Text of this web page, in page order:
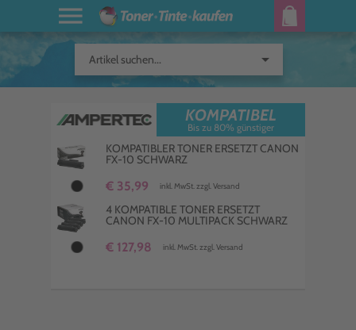
Artikel suchen... arrow_drop_down
KOMPATIBEL
Bis zu 80% günstiger
KOMPATIBLER TONER ERSETZT CANON
FX-10 SCHWARZ
€ 35,99 inkl. MwSt. zzgl. Versand
4 KOMPATIBLE TONER ERSETZT
CANON FX-10 MULTIPACK SCHWARZ
€ 127,98 inkl. MwSt. zzgl. Versand